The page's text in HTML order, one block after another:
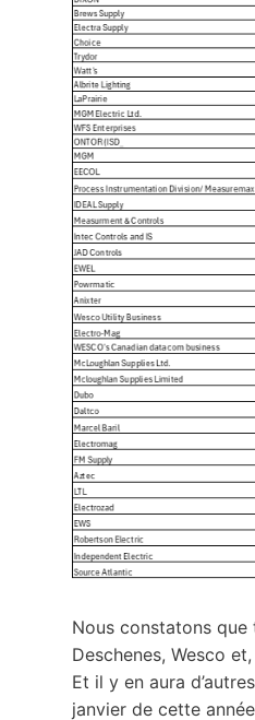
Nous constatons que
Deschenes, Wesco
Et il y en aura
janvier de cette